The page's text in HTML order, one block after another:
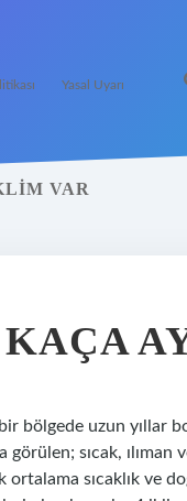
Yasal Uyarı
VAR
bir bölgede uzun yıllar
görülen; sıcak,
ortalama sıcaklık